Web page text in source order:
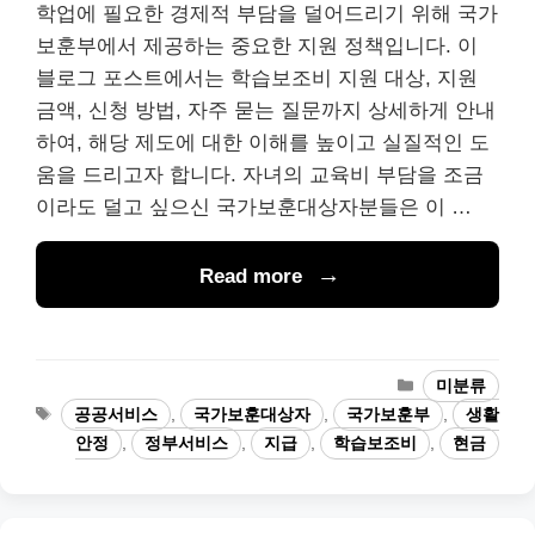
학업에 필요한 경제적 부담을 덜어드리기 위해 국가
보훈부에서 제공하는 중요한 지원 정책입니다. 이
블로그 포스트에서는 학습보조비 지원 대상, 지원
금액, 신청 방법, 자주 묻는 질문까지 상세하게 안내
하여, 해당 제도에 대한 이해를 높이고 실질적인 도
움을 드리고자 합니다. 자녀의 교육비 부담을 조금
이라도 덜고 싶으신 국가보훈대상자분들은 이 …
Read more
카
테
고
리
미분류
태
그
공공서비스 국가보훈대상자 국가보훈부
생활
안정
정부서비스 지급 학습보조비 현금